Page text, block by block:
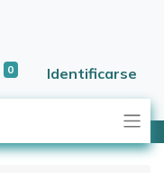
0 Identificarse